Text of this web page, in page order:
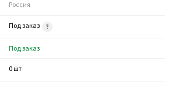
Россия
Под заказ
Под заказ
0 шт